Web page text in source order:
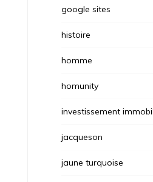
google sites
histoire
homme
homunity
investissement
jacqueson
jaune turquoise